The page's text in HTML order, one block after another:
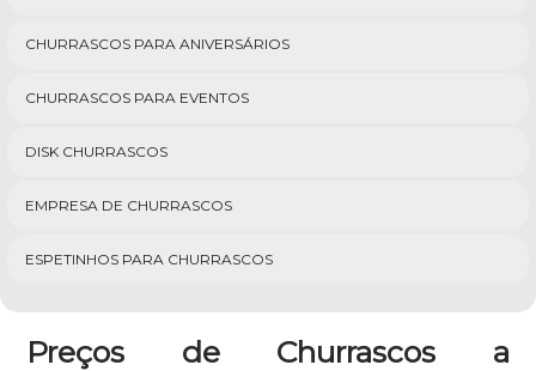
CHURRASCOS PARA ANIVERSÁRIOS
CHURRASCOS PARA EVENTOS
DISK CHURRASCOS
EMPRESA DE CHURRASCOS
ESPETINHOS PARA CHURRASCOS
Preços de Churrascos a